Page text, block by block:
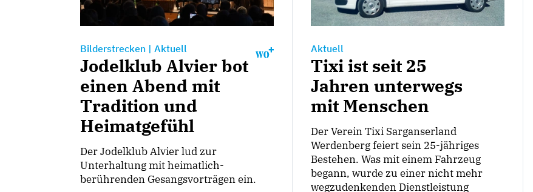
Bilderstrecken | Aktuell
Jodelklub Alvier bot
einen Abend mit
Tradition und
Heimatgefühl
Der Jodelklub Alvier lud zur
Unterhaltung mit heimatlich-
berührenden Gesangsvorträgen ein.
Aktuell
Tixi ist seit 25
Jahren unterwegs
mit Menschen
Der Verein Tixi Sarganserland
Werdenberg feiert sein 25-jähriges
Bestehen. Was mit einem Fahrzeug
begann, wurde zu einer nicht mehr
wegzudenkenden Dienstleistung